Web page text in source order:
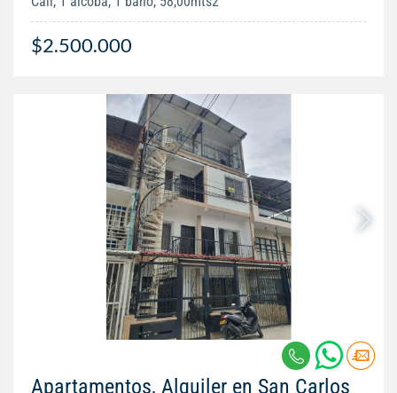
$2.500.000
Apartamentos, Alquiler en San Carlos